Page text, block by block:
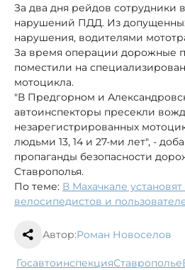
За два дня рейдов сотрудники
нарушений ПДД. Из
нарушения, водителями
За время операции дорожные
поместили на
мотоцикла.
"В Предгорном и
автоинспекторы пресекли
незарегистрированных
людьми 13, 14 и 27-ми лет", -
пропаганды безопасности
Ставрополья.
По теме: В Махачкале
велосипедистов и
Автор:Роман Новоселов
госавтоинспекция Ставрополье